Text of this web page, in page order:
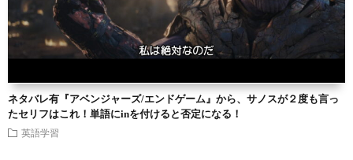
ネタバレ有『アベンジャーズ/エンドゲーム』から、サノスが２度も言っ
たセリフはこれ！単語にinを付けると否定になる！
英語学習